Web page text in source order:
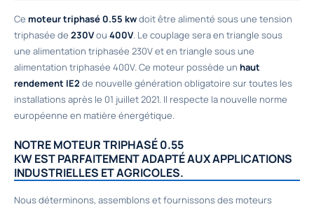
Ce moteur triphasé 0.55 kwdoit être alimenté sous une tension
triphasée de 230Vou 400V. Le couplage sera en triangle sous
une alimentation triphasée 230V et en triangle sous une
alimentation triphasée 400V. Ce moteur possède un haut
rendement IE2 de nouvelle génération obligatoire sur toutes les
installations après le 01 juillet 2021. Il respecte la nouvelle norme
européenne en matière énergétique.
NOTRE MOTEUR TRIPHASÉ 0.55
KW EST PARFAITEMENT ADAPTÉ AUX APPLICATIONS
INDUSTRIELLES ET AGRICOLES.
Nous déterminons, assemblons et fournissons des moteurs